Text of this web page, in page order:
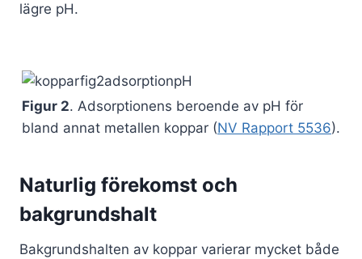
lägre pH.
Figur 2. Adsorptionens beroende av pH för
bland annat metallen koppar (NV Rapport 5536).
Naturlig förekomst och
bakgrundshalt
Bakgrundshalten av koppar varierar mycket både